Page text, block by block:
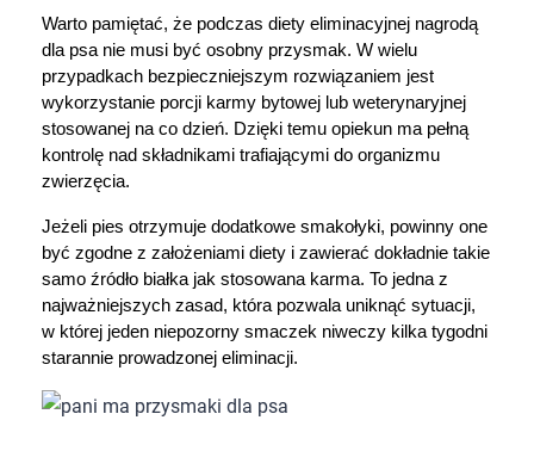
Warto pamiętać, że podczas diety eliminacyjnej nagrodą
dla psa nie musi być osobny przysmak. W wielu
przypadkach bezpieczniejszym rozwiązaniem jest
wykorzystanie porcji karmy bytowej lub weterynaryjnej
stosowanej na co dzień. Dzięki temu opiekun ma pełną
kontrolę nad składnikami trafiającymi do organizmu
zwierzęcia.
Jeżeli pies otrzymuje dodatkowe smakołyki, powinny one
być zgodne z założeniami diety i zawierać dokładnie takie
samo źródło białka jak stosowana karma. To jedna z
najważniejszych zasad, która pozwala uniknąć sytuacji,
w której jeden niepozorny smaczek niweczy kilka tygodni
starannie prowadzonej eliminacji.